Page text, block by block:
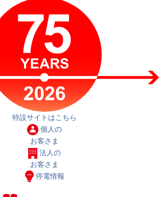
特設サイトはこちら
個人の
お客さま
法人の
お客さま
停電情報